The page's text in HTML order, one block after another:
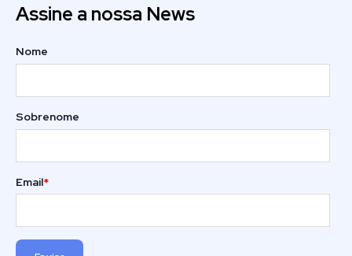
Assine a nossa News
Nome
Sobrenome
Email*